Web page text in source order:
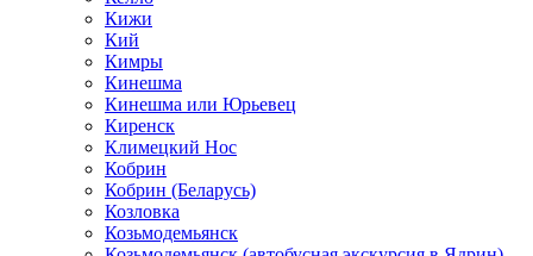
Кижи
Кий
Кимры
Кинешма
Кинешма или Юрьевец
Киренск
Климецкий Нос
Кобрин
Кобрин (Беларусь)
Козловка
Козьмодемьянск